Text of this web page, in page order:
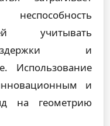
учитывать
и
Использование
и
на геометрию